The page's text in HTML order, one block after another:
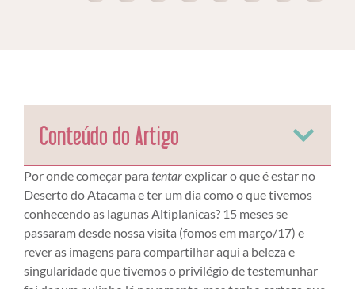
Conteúdo do Artigo
Por onde começar para tentarexplicar o que é estar no
Deserto do Atacama e ter um dia como o que tivemos
conhecendo as lagunas Altiplanicas? 15 meses se
passaram desde nossa visita (fomos em março/17) e
rever as imagens para compartilhar aqui a beleza e
singularidade que tivemos o privilégio de testemunhar